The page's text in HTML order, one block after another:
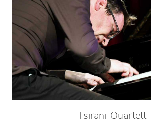
Tsirani-Quartett